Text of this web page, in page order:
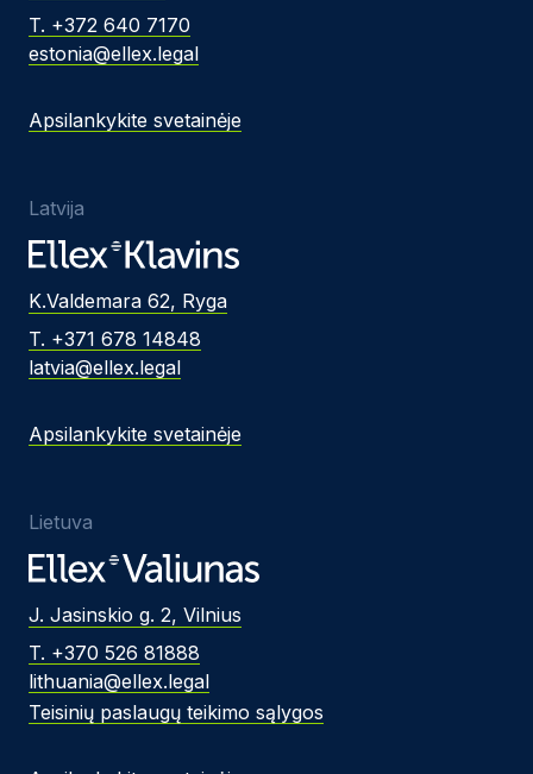
T. +372 640 7170
estonia@ellex.legal
Apsilankykite svetainėje
Latvija
K.Valdemara 62, Ryga
T. +371 678 14848
latvia@ellex.legal
Apsilankykite svetainėje
Lietuva
J. Jasinskio g. 2, Vilnius
T. +370 526 81888
lithuania@ellex.legal
Teisinių paslaugų teikimo sąlygos